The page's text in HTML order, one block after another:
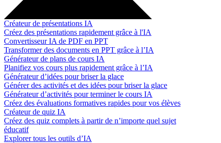
Créateur de présentations IA
Créez des présentations rapidement grâce à l'IA
Convertisseur IA de PDF en PPT
Transformer des documents en PPT grâce à l’IA
Générateur de plans de cours IA
Planifiez vos cours plus rapidement grâce à l’IA
Générateur d’idées pour briser la glace
Générer des activités et des idées pour briser la glace
Générateur d’activités pour terminer le cours IA
Créez des évaluations formatives rapides pour vos élèves
Créateur de quiz IA
Créez des quiz complets à partir de n’importe quel sujet
éducatif
Explorer tous les outils d’IA